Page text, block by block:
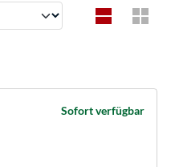
Sofort verfügbar